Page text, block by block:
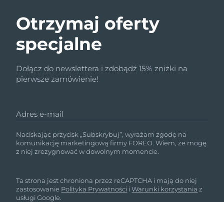
Otrzymaj oferty
specjalne
Dołącz do newslettera i zdobądź 15% zniżki na
pierwsze zamówienie!
Adres e-mail
Naciskając przycisk „Subskrybuj”, wyrażam zgodę na
komunikację marketingową firmy FOREO. Wiem, że mogę
z niej zrezygnować w dowolnym momencie.
Ta strona jest chroniona przez reCAPTCHA i mają do niej
zastosowanie Polityka Prywatności iWarunki korzystania z
usługi Google.